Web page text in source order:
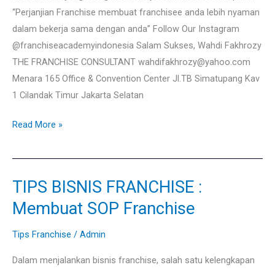
“Perjanjian Franchise membuat franchisee anda lebih nyaman
dalam bekerja sama dengan anda” Follow Our Instagram
@franchiseacademyindonesia Salam Sukses, Wahdi Fakhrozy
THE FRANCHISE CONSULTANT wahdifakhrozy@yahoo.com
Menara 165 Office & Convention Center Jl.TB Simatupang Kav
1 Cilandak Timur Jakarta Selatan
Read More »
TIPS BISNIS FRANCHISE :
Membuat SOP Franchise
Tips Franchise / Admin
Dalam menjalankan bisnis franchise, salah satu kelengkapan
TIPS
BISNIS
FRANCHISE
: